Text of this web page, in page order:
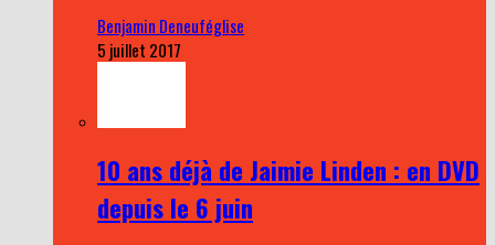
Benjamin Deneuféglise
5 juillet 2017
10 ans déjà de Jaimie Linden : en DVD
depuis le 6 juin